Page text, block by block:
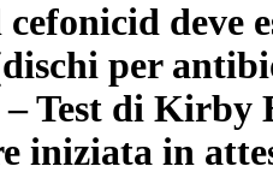
cefonicid deve
per
Test di Kirby
iniziata in